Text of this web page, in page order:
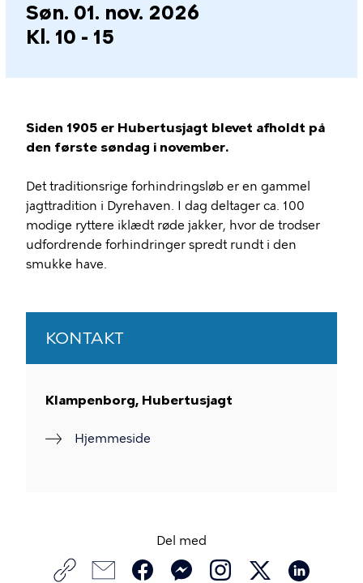
Søn. 01. nov. 2026
Kl. 10 - 15
Siden 1905 er Hubertusjagt blevet afholdt på
den første søndag i november.
Det traditionsrige forhindringsløb er en gammel
jagttradition i Dyrehaven. I dag deltager ca. 100
modige ryttere iklædt røde jakker, hvor de trodser
udfordrende forhindringer spredt rundt i den
smukke have.
KONTAKT
Klampenborg, Hubertusjagt
Hjemmeside
Del med